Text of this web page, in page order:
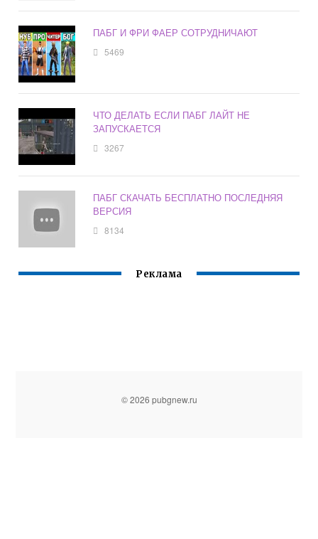
ПАБГ И ФРИ ФАЕР СОТРУДНИЧАЮТ
5469
ЧТО ДЕЛАТЬ ЕСЛИ ПАБГ ЛАЙТ НЕ
ЗАПУСКАЕТСЯ
3267
ПАБГ СКАЧАТЬ БЕСПЛАТНО ПОСЛЕДНЯЯ
ВЕРСИЯ
8134
Реклама
© 2026 pubgnew.ru